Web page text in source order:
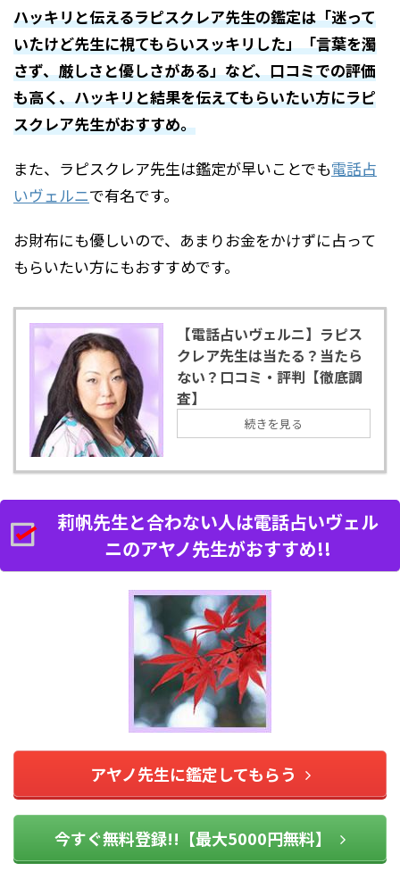
ハッキリと伝えるラピスクレア先生の鑑定は「迷って
いたけど先生に視てもらいスッキリした」「言葉を濁
さず、厳しさと優しさがある」など、口コミでの評価
も高く、ハッキリと結果を伝えてもらいたい方にラピ
スクレア先生がおすすめ。
また、ラピスクレア先生は鑑定が早いことでも電話占
いヴェルニで有名です。
お財布にも優しいので、あまりお金をかけずに占って
もらいたい方にもおすすめです。
【電話占いヴェルニ】ラピス
クレア先生は当たる？当たら
ない？口コミ・評判【徹底調
査】
続きを見る
莉帆先生と合わない人は電話占いヴェル
ニのアヤノ先生がおすすめ!!
アヤノ先生に鑑定してもらう
今すぐ無料登録!!【最大5000円無料】